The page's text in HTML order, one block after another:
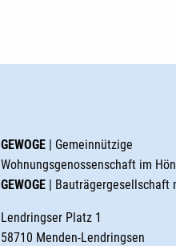
GEWOGE| Gemeinnützige
Wohnungsgenossenschaft im
GEWOGE| Bauträgergesellschaft
Lendringser Platz 1
58710 Menden-Lendringsen